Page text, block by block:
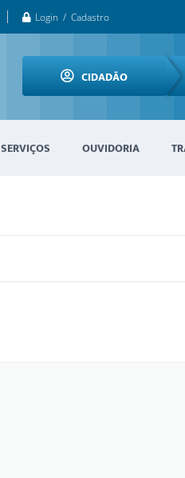
Login / Cadastro
CIDADÃO
SERVIÇOS OUVIDORIA